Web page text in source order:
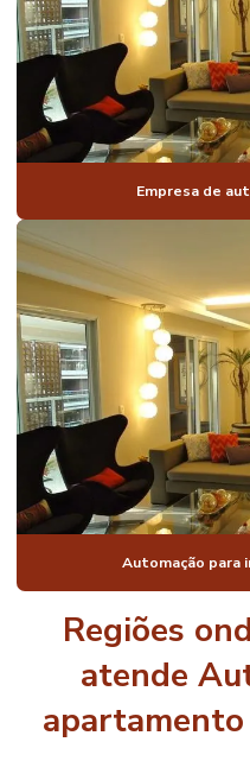
AUTOMAÇÃO
DE
ILUMINAÇÃO
AUTOMAÇÃO
DE
ILUMINAÇÃO
RESIDENCIAL
AUTOMAÇÃO
PADRÃO
AUTOMAÇÃO
DE IMÓVEIS DE
LUXO
AUTOMAÇÃO
DE JANELAS
RESIDENCIAIS
AUTOMAÇÃO
DE LUZ PREÇO
AUTOMAÇÃO
DE LUZES
RESIDENCIAL
PISCINA
AUTOMAÇÃO
PISCINA
Empresa de
Automação para
Regiões
atende